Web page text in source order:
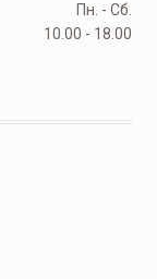
Пн. - Сб.
10.00 - 18.00